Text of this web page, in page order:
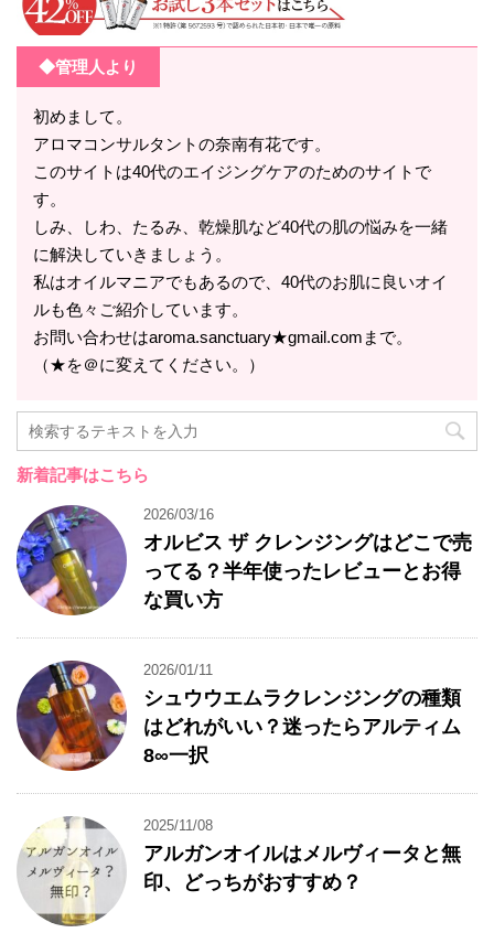
◆管理人より
初めまして。
アロマコンサルタントの奈南有花です。
このサイトは40代のエイジングケアのためのサイトで
す。
しみ、しわ、たるみ、乾燥肌など40代の肌の悩みを一緒
に解決していきましょう。
私はオイルマニアでもあるので、40代のお肌に良いオイ
ルも色々ご紹介しています。
お問い合わせはaroma.sanctuary★gmail.comまで。
（★を＠に変えてください。）
新着記事はこちら
2026/03/16
オルビス ザ クレンジングはどこで売
ってる？半年使ったレビューとお得
な買い方
2026/01/11
シュウウエムラクレンジングの種類
はどれがいい？迷ったらアルティム
8∞一択
2025/11/08
アルガンオイルはメルヴィータと無
印、どっちがおすすめ？